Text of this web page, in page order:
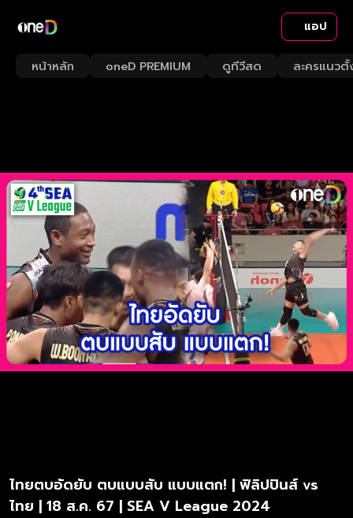
แอป
หน้าหลัก oneD PREMIUM ดูทีวีสด ละครแนวตั้
ไทยตบอัดยับ ตบแบบสับ แบบแตก! | ฟิลิปปินส์ vs
ไทย | 18 ส.ค. 67 | SEA V League 2024